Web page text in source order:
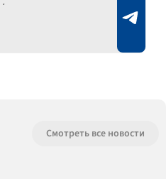
Смотреть все новости